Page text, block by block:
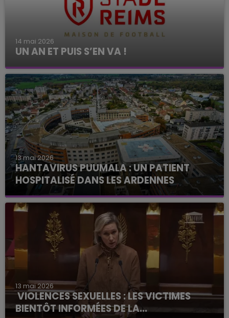
14 mai 2026
UN AN ET PUIS S’EN VA !
13 mai 2026
HANTAVIRUS PUUMALA : UN PATIENT
HOSPITALISÉ DANS LES ARDENNES
13 mai 2026
VIOLENCES SEXUELLES : LES VICTIMES
BIENTÔT INFORMÉES DE LA...